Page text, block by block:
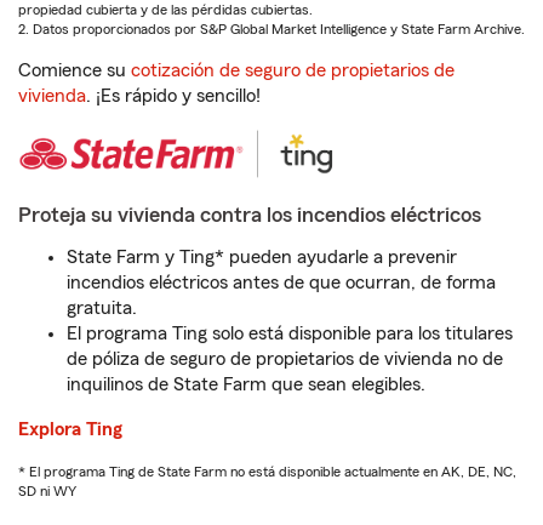
propiedad cubierta y de las pérdidas cubiertas.
2. Datos proporcionados por S&P Global Market Intelligence y State Farm Archive.
Comience su cotización de seguro de propietarios de
vivienda. ¡Es rápido y sencillo!
Proteja su vivienda contra los incendios eléctricos
State Farm y Ting* pueden ayudarle a prevenir
incendios eléctricos antes de que ocurran, de forma
gratuita.
El programa Ting solo está disponible para los titulares
de póliza de seguro de propietarios de vivienda no de
inquilinos de State Farm que sean elegibles.
Explora Ting
* El programa Ting de State Farm no está disponible actualmente en AK, DE, NC,
SD ni WY